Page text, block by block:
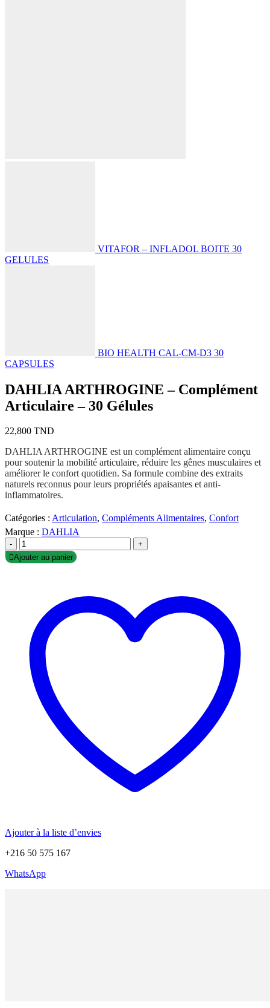
VITAFOR – INFLADOL BOITE 30
GELULES
BIO HEALTH CAL-CM-D3 30
CAPSULES
DAHLIA ARTHROGINE – Complément
Articulaire – 30 Gélules
22,800 TND
DAHLIA ARTHROGINE est un complément alimentaire conçu
pour soutenir la mobilité articulaire, réduire les gênes musculaires et
améliorer le confort quotidien. Sa formule combine des extraits
naturels reconnus pour leurs propriétés apaisantes et anti-
inflammatoires.
Catégories : Articulation, Compléments Alimentaires, Confort
Marque : DAHLIA
-
+
Ajouter au panier
Ajouter à la liste d’envies
+216 50 575 167
WhatsApp